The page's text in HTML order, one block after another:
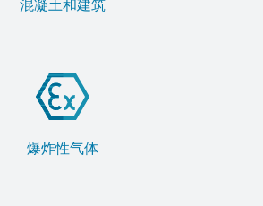
混凝土和建筑
爆炸性气体